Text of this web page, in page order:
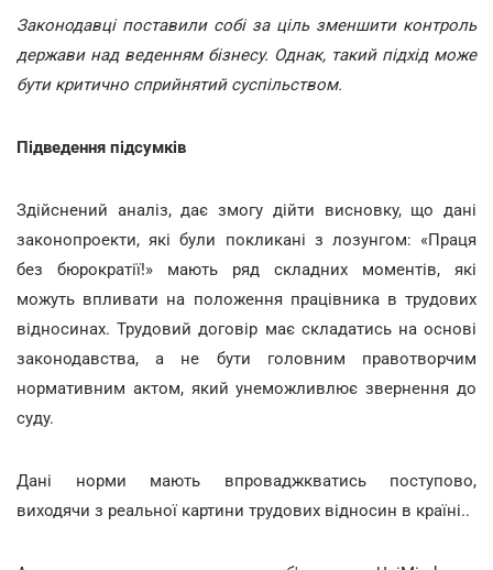
Законодавці поставили собі за ціль зменшити контроль
держави над веденням бізнесу. Однак, такий підхід може
бути критично сприйнятий суспільством.
Підведення підсумків
Здійснений аналіз, дає змогу дійти висновку, що дані
законопроекти, які були покликані з лозунгом: «Праця
без бюрократії!» мають ряд складних моментів, які
можуть впливати на положення працівника в трудових
відносинах. Трудовий договір має складатись на основі
законодавства, а не бути головним правотворчим
нормативним актом, який унеможливлює звернення до
суду.
Дані норми мають впроваджкватись поступово,
виходячи з реальної картини трудових відносин в країні..